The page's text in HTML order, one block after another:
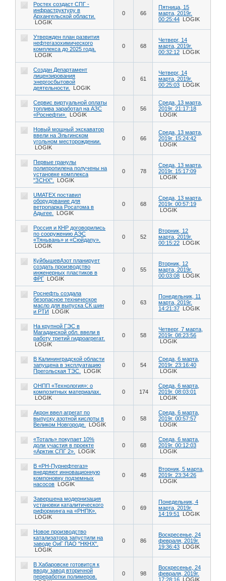
Ростех создаст СПГ -
инфраструктуру в
Архангельской области.
LOGIK
0 66
Пятница, 15
марта, 2019г.
00:25:44 LOGIK
Утвержден план развития
нефтегазохимического
комплекса до 2025 года.
LOGIK
0 68
Четверг, 14
марта, 2019г.
00:32:12 LOGIK
Создан Департамент
лицензирования
энергосбытовой
деятельности.
LOGIK
0 61
Четверг, 14
марта, 2019г.
00:25:03 LOGIK
Сервис виртуальной оплаты
топлива заработал на АЗС
«Роснефти».
LOGIK
0 56
Среда, 13 марта,
2019г. 21:17:18
LOGIK
Новый мощный экскаватор
ввели на Эльгинском
угольном месторождении.
LOGIK
0 66
Среда, 13 марта,
2019г. 15:24:42
LOGIK
Первые гранулы
полипропилена получены на
установке комплекса
"ЗСНХ".
LOGIK
0 78
Среда, 13 марта,
2019г. 15:17:09
LOGIK
UMATEX поставил
оборудование для
ветропарка Росатома в
Адыгее.
LOGIK
0 68
Среда, 13 марта,
2019г. 00:57:19
LOGIK
Россия и КНР договорились
по сооружению АЭС
«Тяньвань» и «Сюйдапу».
LOGIK
0 52
Вторник, 12
марта, 2019г.
00:15:22 LOGIK
КуйбышевАзот планирует
создать производство
инженерных пластиков в
ФРГ LOGIK
0 55
Вторник, 12
марта, 2019г.
00:03:08 LOGIK
Роснефть создала
безопасное техническое
масло для выпуска СК шин
и РТИ
LOGIK
0 63
Понедельник, 11
марта, 2019г.
14:21:37 LOGIK
На крупной ГЭС в
Магаданской обл. ввели в
работу третий гидроагрегат.
LOGIK
0 58
Четверг, 7 марта,
2019г. 08:23:56
LOGIK
В Калининградской области
запущена в эксплуатацию
Прегольская ТЭС.
LOGIK
0 54
Среда, 6 марта,
2019г. 23:16:40
LOGIK
ОНПП «Технология»: о
композитных материалах.
LOGIK
0 174
Среда, 6 марта,
2019г. 08:03:01
LOGIK
Акрон ввел агрегат по
выпуску азотной кислоты в
Великом Новгороде.
LOGIK
0 58
Среда, 6 марта,
2019г. 00:57:57
LOGIK
«Тоталь» покупает 10%
доли участия в проекте
«Арктик СПГ 2».
LOGIK
0 68
Среда, 6 марта,
2019г. 00:12:03
LOGIK
В «РН-Пурнефтегаз»
внедряют инновационную
компоновку подземных
насосов LOGIK
0 48
Вторник, 5 марта,
2019г. 23:34:26
LOGIK
Завершена модернизация
установки каталитического
риформинга на «РНПК».
LOGIK
0 69
Понедельник, 4
марта, 2019г.
14:19:51
LOGIK
Новое производство
катализатора запустили на
заводе ОиГ ПАО "НКНХ".
LOGIK
0 86
Воскресенье, 24
февраля, 2019г.
19:36:43 LOGIK
В Хабаровске готовится к
вводу завод вторичной
переработки полимеров.
0 98
Воскресенье, 24
февраля, 2019г.
17:28:16 LOGIK